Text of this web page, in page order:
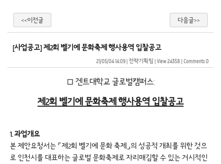
<<이전글 다음글>>
[사업공고] 제2회 벨기에 문화축제 행사용역 입찰공고
21/05/04 14:09| 전략기획팀 | View 24358| Comments 0
□ 겐트대학교 글로벌캠퍼스:
제2회 벨기에 문화축제 행사용역 입찰공고
1. 과업개요
본 제안요청서는 ⌜제2회 벨기에 문화 축제⌟의 성공적 개최를 위한 것으
로 인천시를 대표하는 글로벌 문화축제로 자리매김할 수 있는 거시적인